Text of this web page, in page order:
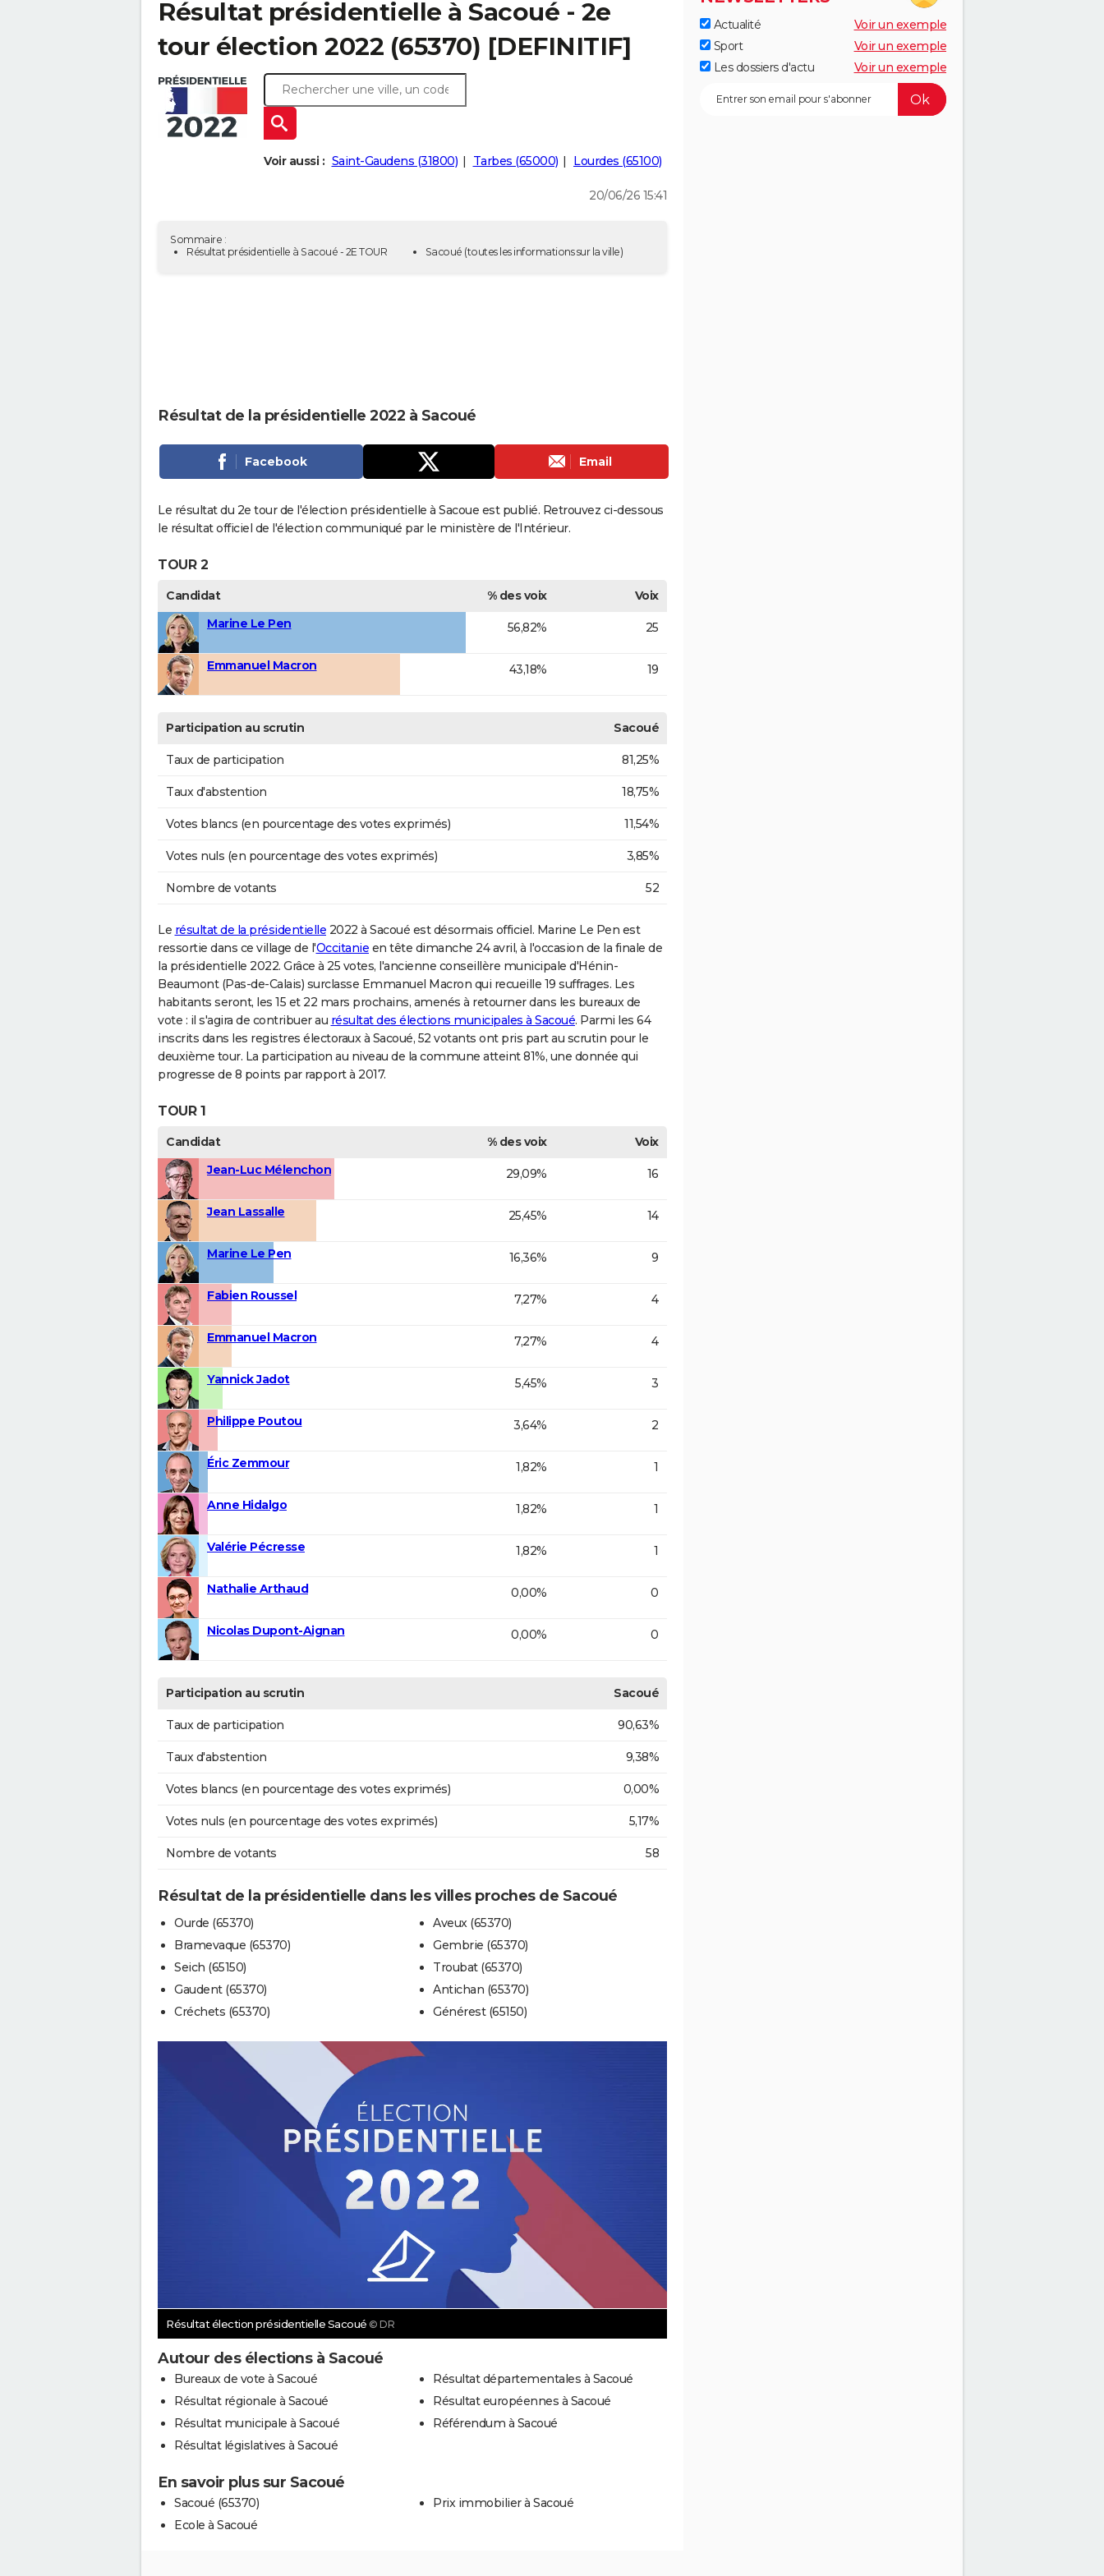
Résultat présidentielle à Sacoué - 2e
tour élection 2022 (65370) [DEFINITIF]
Voir aussi : Saint-Gaudens (31800) Tarbes (65000) Lourdes (65100)
20/06/26 15:41
Sommaire :
Résultat présidentielle à Sacoué - 2E TOUR
Sacoué (toutes les informations sur la ville)
Résultat de la présidentielle 2022 à Sacoué
Facebook Email
Le résultat du 2e tour de l'élection présidentielle à Sacoue est publié. Retrouvez ci-dessous
le résultat officiel de l'élection communiqué par le ministère de l'Intérieur.
TOUR 2
Candidat % des voix
Voix
Marine Le Pen
56,82% 25
Emmanuel Macron 43,18% 19
Participation au scrutin Sacoué
Taux de participation 81,25%
Taux d'abstention 18,75%
Votes blancs (en pourcentage des votes exprimés) 11,54%
Votes nuls (en pourcentage des votes exprimés) 3,85%
Nombre de votants 52
Le résultat de la présidentielle 2022 à Sacoué est désormais officiel. Marine Le Pen est
ressortie dans ce village de l'Occitanie en tête dimanche 24 avril, à l'occasion de la finale de
la présidentielle 2022. Grâce à 25 votes, l'ancienne conseillère municipale d'Hénin-
Beaumont (Pas-de-Calais) surclasse Emmanuel Macron qui recueille 19 suffrages. Les
habitants seront, les 15 et 22 mars prochains, amenés à retourner dans les bureaux de
vote : il s'agira de contribuer au résultat des élections municipales à Sacoué. Parmi les 64
inscrits dans les registres électoraux à Sacoué, 52 votants ont pris part au scrutin pour le
deuxième tour. La participation au niveau de la commune atteint 81%, une donnée qui
progresse de 8 points par rapport à 2017.
TOUR 1
Candidat % des voix
Voix
Jean-Luc Mélenchon
29,09% 16
Jean Lassalle 25,45% 14
Marine Le Pen 16,36% 9
Fabien Roussel 7,27% 4
Emmanuel Macron 7,27% 4
Yannick Jadot 5,45% 3
Philippe Poutou 3,64% 2
Éric Zemmour 1,82% 1
Anne Hidalgo 1,82% 1
Valérie Pécresse 1,82% 1
Nathalie Arthaud 0,00% 0
Nicolas Dupont-Aignan 0,00% 0
Participation au scrutin Sacoué
Taux de participation 90,63%
Taux d'abstention 9,38%
Votes blancs (en pourcentage des votes exprimés) 0,00%
Votes nuls (en pourcentage des votes exprimés) 5,17%
Nombre de votants 58
Résultat de la présidentielle dans les villes proches de Sacoué
Ourde (65370)
Bramevaque (65370)
Seich (65150)
Gaudent (65370)
Créchets (65370)
Aveux (65370)
Gembrie (65370)
Troubat (65370)
Antichan (65370)
Générest (65150)
Résultat élection présidentielle Sacoué © DR
Autour des élections à Sacoué
Bureaux de vote à Sacoué
Résultat régionale à Sacoué
Résultat municipale à Sacoué
Résultat législatives à Sacoué
Résultat départementales à Sacoué
Résultat européennes à Sacoué
Référendum à Sacoué
En savoir plus sur Sacoué
Sacoué (65370)
Ecole à Sacoué
Prix immobilier à Sacoué
Actualité
Voir un exemple
Sport
Voir un exemple
Les dossiers d'actu
Voir un exemple